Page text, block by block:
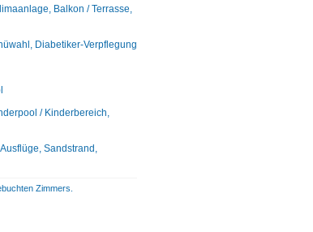
Balkon / Terrasse,
Diabetiker-Verpflegung
/ Kinderbereich,
Sandstrand,
Zimmers.